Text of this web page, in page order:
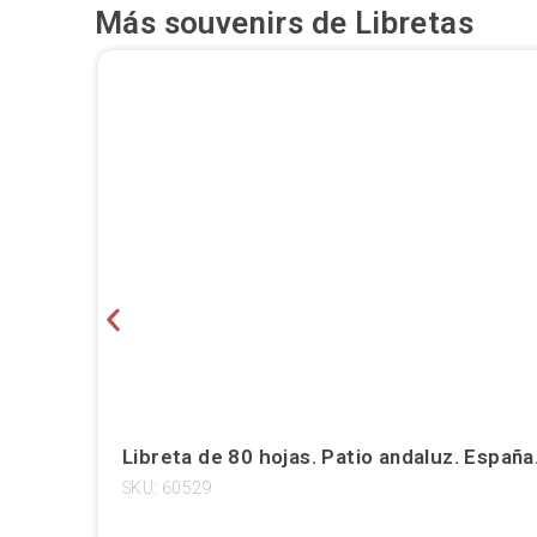
Más souvenirs de Libretas
Libreta de 80 hojas. Patio andaluz.
SKU: 60529